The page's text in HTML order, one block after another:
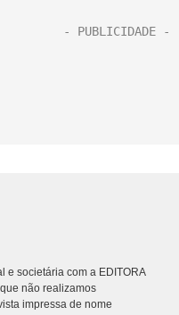
e societária com a EDITORA
não realizamos
impressa de nome